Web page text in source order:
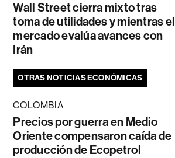
Wall Street cierra mixto tras
toma de utilidades y mientras el
mercado evalúa avances con
Irán
OTRAS NOTICIAS ECONÓMICAS
COLOMBIA
Precios por guerra en Medio
Oriente compensaron caída de
producción de Ecopetrol